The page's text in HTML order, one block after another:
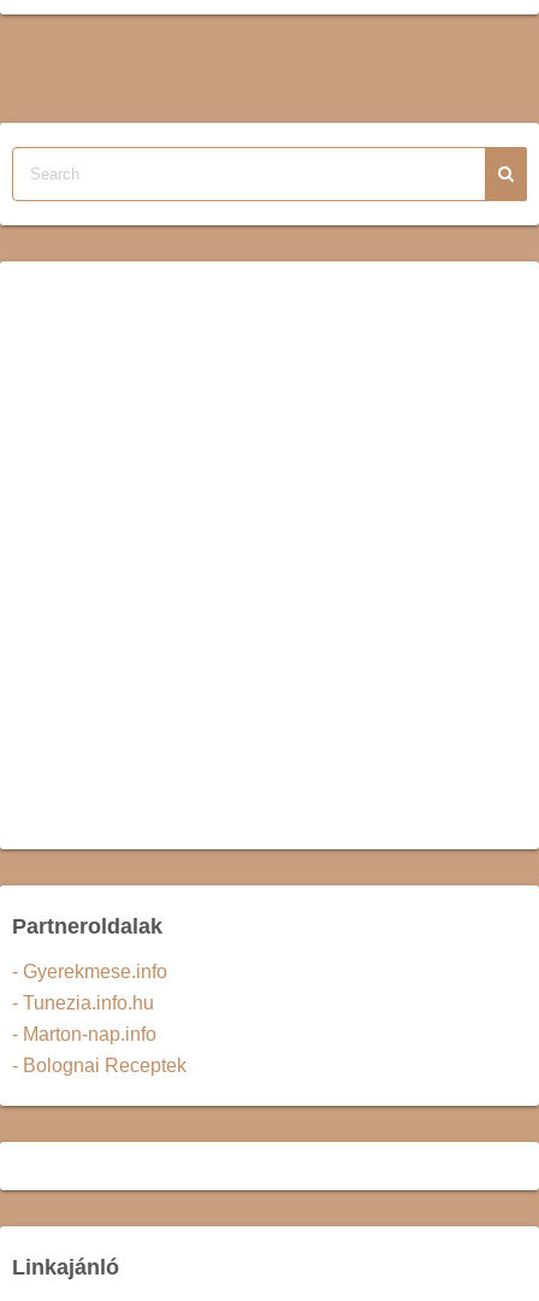
Partneroldalak
- Gyerekmese.info
- Tunezia.info.hu
- Marton-nap.info
- Bolognai Receptek
Linkajánló